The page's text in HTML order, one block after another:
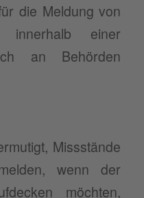
die Meldung von
innerhalb einer
an Behörden
Missstände
wenn der
möchten,